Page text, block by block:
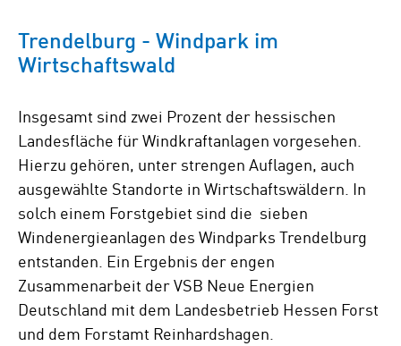
Trendelburg - Windpark im
Wirtschaftswald
Insgesamt sind zwei Prozent der hessischen
Landesfläche für Windkraftanlagen vorgesehen.
Hierzu gehören, unter strengen Auflagen, auch
ausgewählte Standorte in Wirtschaftswäldern. In
solch einem Forstgebiet sind die sieben
Windenergieanlagen des Windparks Trendelburg
entstanden. Ein Ergebnis der engen
Zusammenarbeit der VSB Neue Energien
Deutschland mit dem Landesbetrieb Hessen Forst
und dem Forstamt Reinhardshagen.